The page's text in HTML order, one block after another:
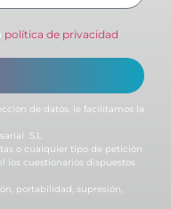
política de privacidad
de datos, le facilitamos la
S.L
o cualquier tipo de petición
los cuestionarios dispuestos
portabilidad, supresión,